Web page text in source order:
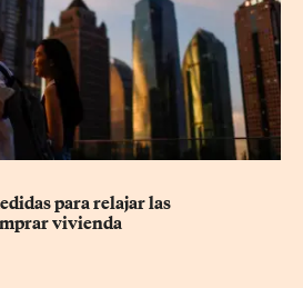
para relajar ⁠las
vivienda